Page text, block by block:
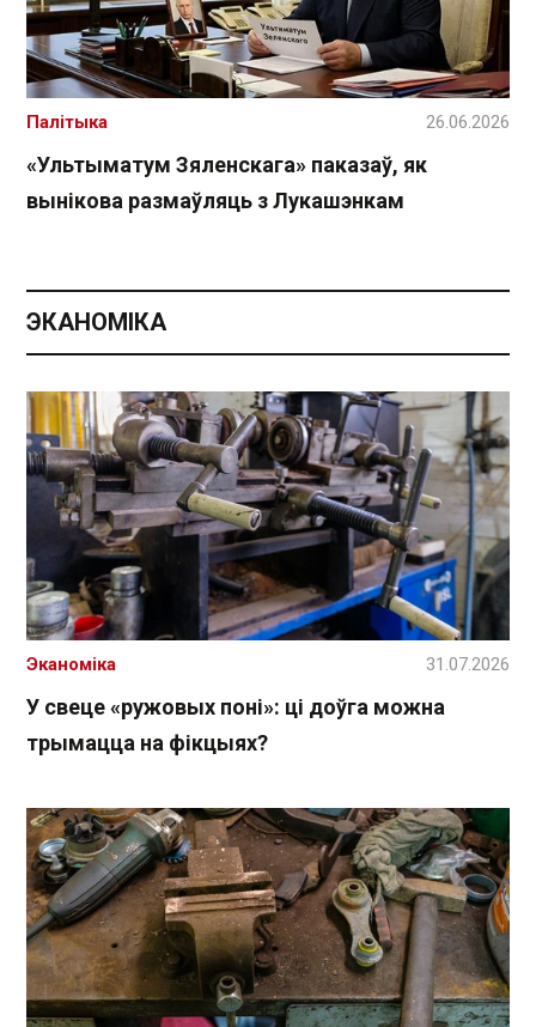
«Ультыматум Зяленскага» паказаў, як
вынікова размаўляць з Лукашэнкам
Палітыка 26.06.2026
ЭКАНОМІКА
У свеце «ружовых поні»: ці доўга можна
трымацца на фікцыях?
Эканоміка 31.07.2026